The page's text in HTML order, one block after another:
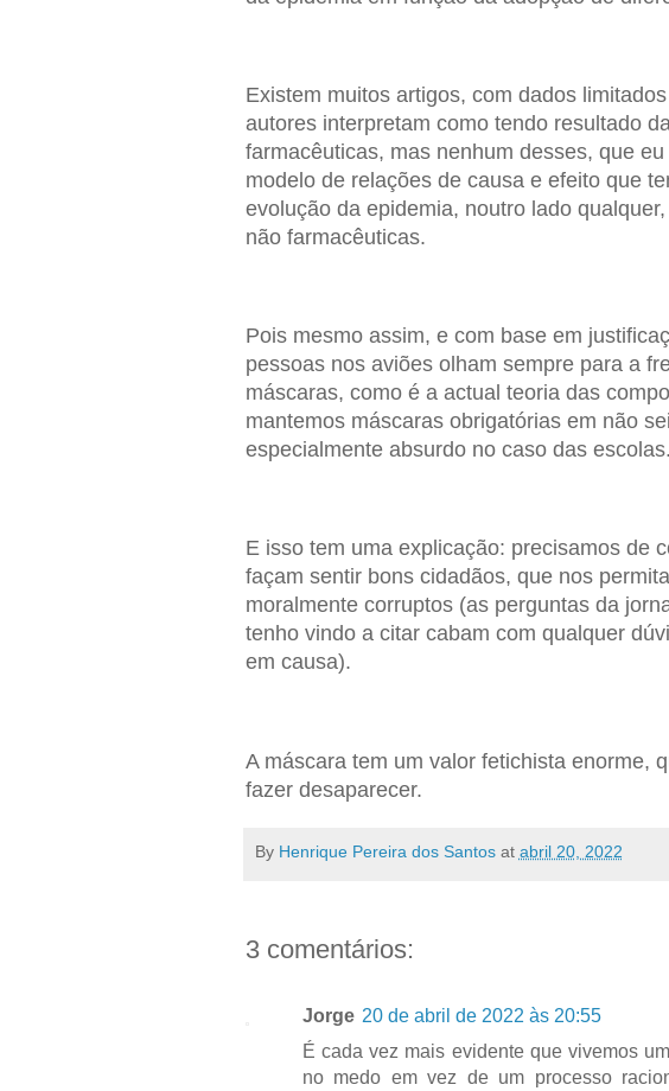
Existem muitos artigos, com dados
autores interpretam como tendo resultado
farmacêuticas, mas nenhum desses, que
modelo de relações de causa e efeito que
evolução da epidemia, noutro lado
não farmacêuticas.
Pois mesmo assim, e com base em
pessoas nos aviões olham sempre para a
máscaras, como é a actual teoria das
mantemos máscaras obrigatórias em não
especialmente absurdo no caso das escolas.
E isso tem uma explicação: precisamos de
façam sentir bons cidadãos, que nos
moralmente corruptos (as perguntas da
tenho vindo a citar cabam com qualquer
em causa).
A máscara tem um valor fetichista enorme,
fazer desaparecer.
By Henrique Pereira dos Santos at abril 20, 2022
3 comentários:
Jorge 20 de abril de 2022 às 20:55
É cada vez mais evidente que vivemos
no medo em vez de um processo